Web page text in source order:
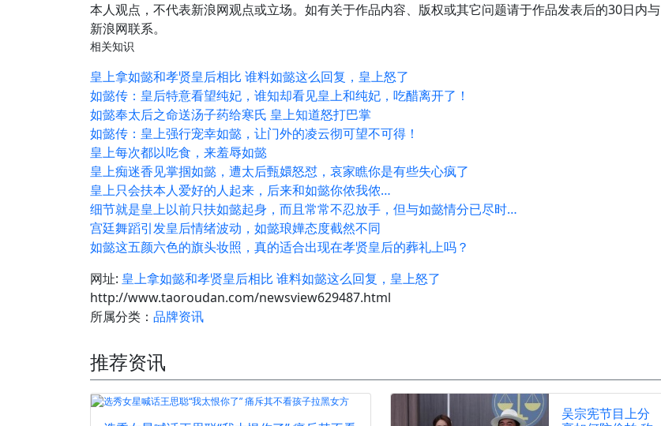
本人观点，不代表新浪网观点或立场。如有关于作品内容、版权或其它问题请于作品发表后的30日内与
新浪网联系。
相关知识
皇上拿如懿和孝贤皇后相比 谁料如懿这么回复，皇上怒了
如懿传：皇后特意看望纯妃，谁知却看见皇上和纯妃，吃醋离开了！
如懿奉太后之命送汤子药给寒氏 皇上知道怒打巴掌
如懿传：皇上强行宠幸如懿，让门外的凌云彻可望不可得！
皇上每次都以吃食，来羞辱如懿
皇上痴迷香见掌掴如懿，遭太后甄嬛怒怼，哀家瞧你是有些失心疯了
皇上只会扶本人爱好的人起来，后来和如懿你侬我侬…
细节就是皇上以前只扶如懿起身，而且常常不忍放手，但与如懿情分已尽时…
宫廷舞蹈引发皇后情绪波动，如懿琅嬅态度截然不同
如懿这五颜六色的旗头妆照，真的适合出现在孝贤皇后的葬礼上吗？
网址: 皇上拿如懿和孝贤皇后相比 谁料如懿这么回复，皇上怒了
http://www.taoroudan.com/newsview629487.html
所属分类： 品牌资讯
推荐资讯
吴宗宪节目上分